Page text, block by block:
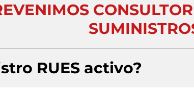
RUES activo?